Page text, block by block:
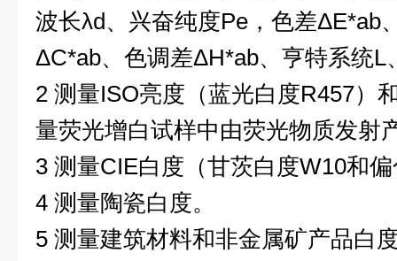
波长λd、兴奋纯度Pe，色差ΔE*ab
ΔC*ab、色调差ΔH*ab、亨特系统L
2 测量ISO亮度（蓝光白度R457）
量荧光增白试样中由荧光物质发射
3 测量CIE白度（甘茨白度W10和
4 测量陶瓷白度。
5 测量建筑材料和非金属矿产品白